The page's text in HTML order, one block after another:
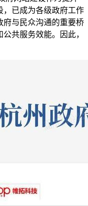
，已成为各级政府工作
府与民众沟通的重要桥
共服务效能。因此，